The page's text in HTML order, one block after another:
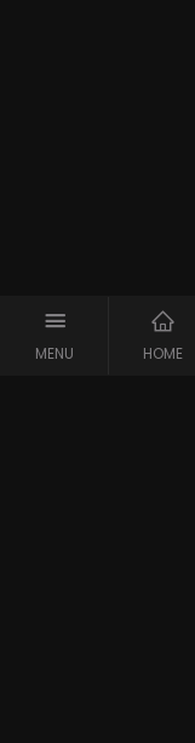
MENU HOME